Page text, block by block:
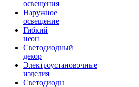
освещения
Наружное
освещение
Гибкий
неон
Светодиодный
декор
Электроустановочные
изделия
Светодиоды